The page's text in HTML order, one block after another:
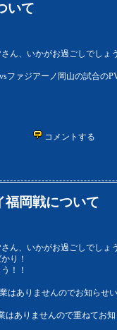
いて
ん、いかがお過ごしでしょ
ファジアーノ岡山の試合の
コメントする
福岡戦について
ん、いかがお過ごしでしょ
り！
！！
はありませんのでお知らせい
ありませんので重ねてお知